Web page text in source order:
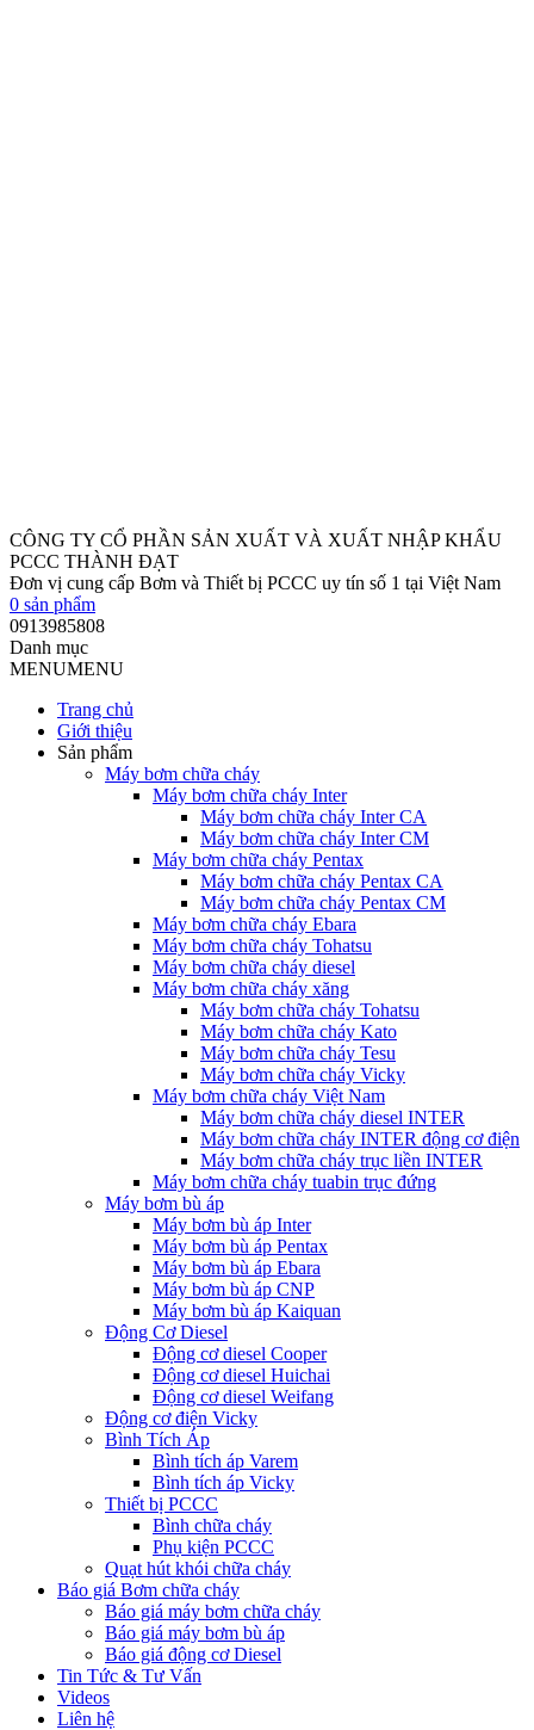
CÔNG TY CỔ PHẦN SẢN XUẤT VÀ XUẤT NHẬP KHẨU
PCCC THÀNH ĐẠT
Đơn vị cung cấp Bơm và Thiết bị PCCC uy tín số 1 tại Việt Nam
0 sản phẩm
0913985808
Danh mục
MENUMENU
Trang chủ
Giới thiệu
Sản phẩm
Máy bơm chữa cháy
Máy bơm chữa cháy Inter
Máy bơm chữa cháy Inter CA
Máy bơm chữa cháy Inter CM
Máy bơm chữa cháy Pentax
Máy bơm chữa cháy Pentax CA
Máy bơm chữa cháy Pentax CM
Máy bơm chữa cháy Ebara
Máy bơm chữa cháy Tohatsu
Máy bơm chữa cháy diesel
Máy bơm chữa cháy xăng
Máy bơm chữa cháy Tohatsu
Máy bơm chữa cháy Kato
Máy bơm chữa cháy Tesu
Máy bơm chữa cháy Vicky
Máy bơm chữa cháy Việt Nam
Máy bơm chữa cháy diesel INTER
Máy bơm chữa cháy INTER động cơ điện
Máy bơm chữa cháy trục liền INTER
Máy bơm chữa cháy tuabin trục đứng
Máy bơm bù áp
Máy bơm bù áp Inter
Máy bơm bù áp Pentax
Máy bơm bù áp Ebara
Máy bơm bù áp CNP
Máy bơm bù áp Kaiquan
Động Cơ Diesel
Động cơ diesel Cooper
Động cơ diesel Huichai
Động cơ diesel Weifang
Động cơ điện Vicky
Bình Tích Áp
Bình tích áp Varem
Bình tích áp Vicky
Thiết bị PCCC
Bình chữa cháy
Phụ kiện PCCC
Quạt hút khói chữa cháy
Báo giá Bơm chữa cháy
Báo giá máy bơm chữa cháy
Báo giá máy bơm bù áp
Báo giá động cơ Diesel
Tin Tức & Tư Vấn
Videos
Liên hệ